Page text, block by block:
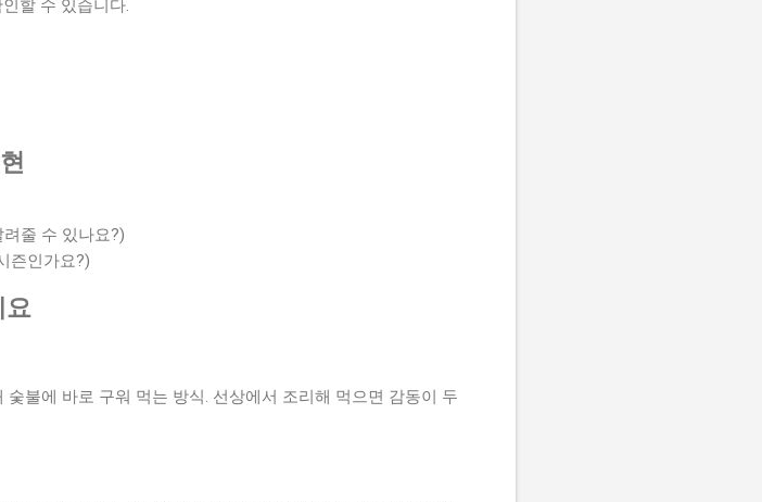
할 수 있습니다.
줄 수 있나요?)
즌인가요?)
요
불에 바로 구워 먹는 방식. 선상에서 조리해 먹으면 감동이 두